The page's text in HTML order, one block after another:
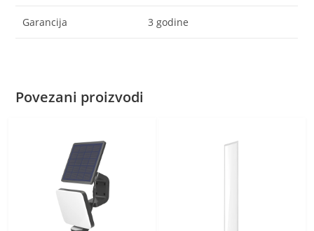
Garancija 3 godine
Povezani proizvodi